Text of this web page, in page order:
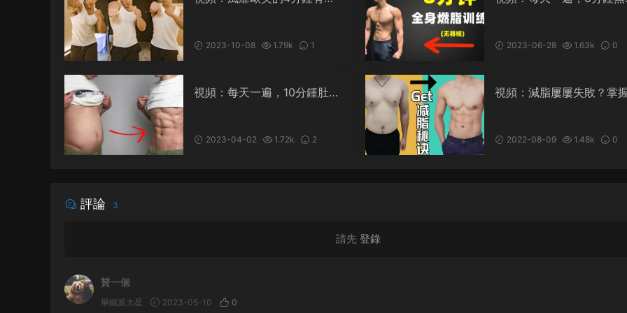
2023-10-08 1.79k 1 2023-06-28 1.63k 0
視頻：每天一遍，10分鍾肚腩
2023-04-02 1.72k 2
視頻：減脂屢屢失敗？掌
2022-08-09 1.48k 0
評論 3
請先 登錄
贊一個
舉鐵派大星 2023-05-10 0